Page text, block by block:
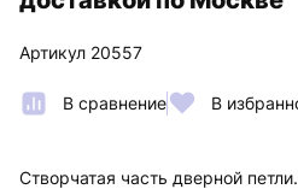
Артикул 20557
В сравнение В
Створчатая часть дверной петли.